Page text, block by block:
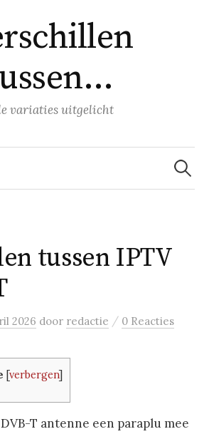
variaties uitgelicht
Zoeken
naar:
tussen IPTV
2026 door redactie / 0 Reacties
[verbergen]
T antenne een paraplu mee